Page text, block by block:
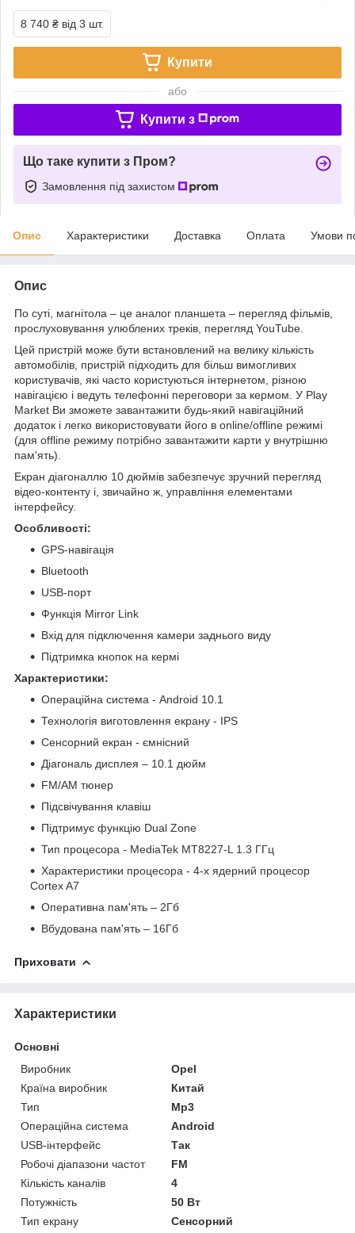
8 740 ₴ від 3 шт.
Купити
або
Купити з
Що таке купити з Пром?
Замовлення під захистом
Опис Характеристики Доставка Оплата Умови
Опис
По суті, магнітола – це аналог планшета – перегляд фільмів,
прослуховування улюблених треків, перегляд YouTube.
Цей пристрій може бути встановлений на велику кількість
автомобілів, пристрій підходить для більш вимогливих
користувачів, які часто користуються інтернетом, різною
навігацією і ведуть телефонні переговори за кермом. У Play
Market Ви зможете завантажити будь-який навігаційний
додаток і легко використовувати його в online/offline режимі
(для offline режиму потрібно завантажити карти у внутрішню
пам'ять).
Екран діагоналлю 10 дюймів забезпечує зручний перегляд
відео-контенту і, звичайно ж, управління елементами
інтерфейсу.
Особливості:
GPS-навігація
Bluetooth
USB-порт
Функція Mirror Link
Вхід для підключення камери заднього виду
Підтримка кнопок на кермі
Характеристики:
Операційна система - Android 10.1
Технологія виготовлення екрану - IPS
Сенсорний екран - ємнісний
Діагональ дисплея – 10.1 дюйм
FM/AM тюнер
Підсвічування клавіш
Підтримує функцію Dual Zone
Тип процесора - MediaTek MT8227-L 1.3 ГГц
Характеристики процесора - 4-х ядерний процесор
Cortex A7
Оперативна пам'ять – 2Гб
Вбудована пам'ять – 16Гб
Приховати
Характеристики
Основні
Виробник
Opel
Країна виробник
Китай
Тип
Mp3
Операційна система
Android
USB-інтерфейс
Так
Робочі діапазони частот
FM
Кількість каналів
4
Потужність
50 Вт
Тип екрану
Сенсорний